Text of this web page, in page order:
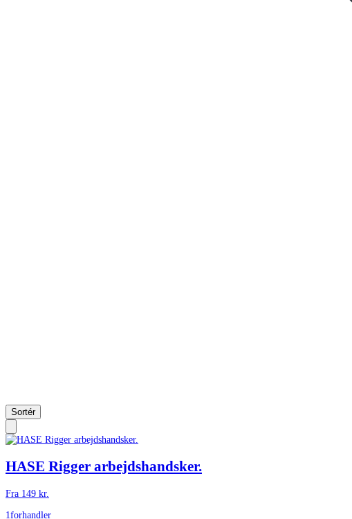
Sortér
HASE Rigger arbejdshandsker.
Fra 149 kr.
1forhandler